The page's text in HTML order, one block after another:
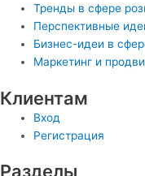
Тренды в сфере
Перспективные
Бизнес-идеи в
Маркетинг и
Клиентам
Вход
Регистрация
Разделы